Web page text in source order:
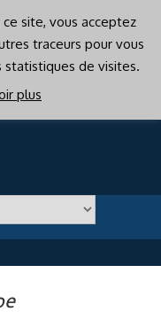
site, vous acceptez
traceurs pour vous
de visites.
plus